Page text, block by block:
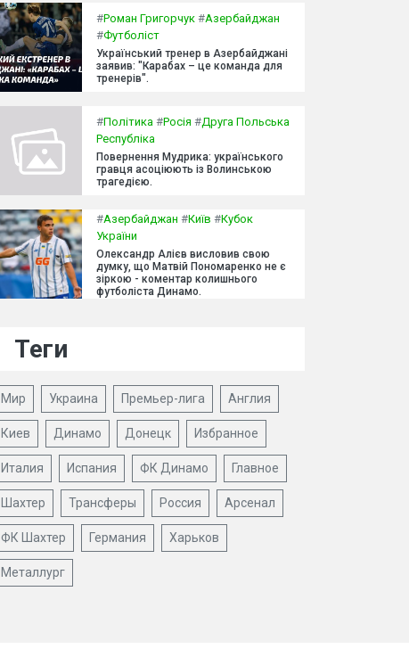
#Роман Григорчук #Азербайджан
#Футболіст
Український тренер в Азербайджані
заявив: "Карабах – це команда для
тренерів".
#Політика #Росія #Друга Польська
Республіка
Повернення Мудрика: українського
гравця асоціюють із Волинською
трагедією.
#Азербайджан #Київ #Кубок
України
Олександр Алієв висловив свою
думку, що Матвій Пономаренко не є
зіркою - коментар колишнього
футболіста Динамо.
Теги
Мир Украина Премьер-лига Англия
Киев Динамо Донецк Избранное
Италия Испания ФК Динамо Главное
Шахтер Трансферы Россия Арсенал
ФК Шахтер Германия Харьков
Металлург